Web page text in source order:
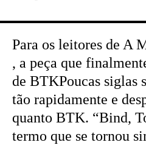
Para os leitores de A
, a peça que
de BTKPoucas siglas
tão rapidamente e
quanto BTK. “Bind,
termo que se tornou